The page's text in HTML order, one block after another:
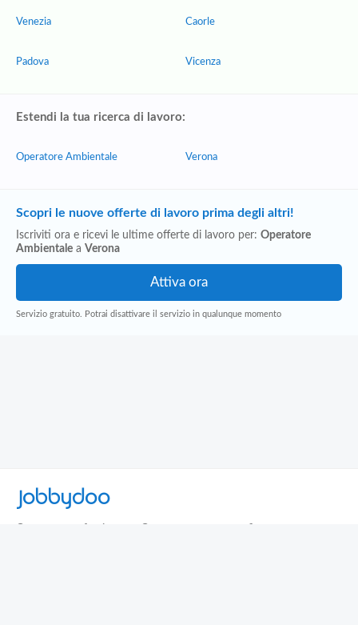
Venezia
Padova
Caorle
Vicenza
Estendi la tua ricerca di lavoro:
Operatore Ambientale Verona
Scopri le nuove offerte di lavoro prima degli altri!
Iscriviti ora e ricevi le ultime offerte di lavoro per: Operatore
Ambientale a Verona
Servizio gratuito. Potrai disattivare il servizio in qualunque momento
Jobbydoo